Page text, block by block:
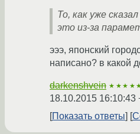
То, как уже
это из-за
эээ, японский
написано? в какой
darkenshvein
18.10.2015 16:10:43
Показать ответы